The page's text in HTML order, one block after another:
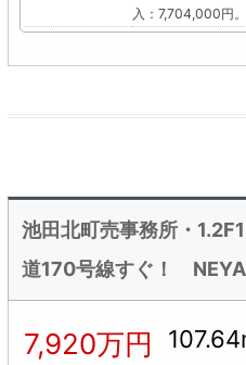
入：7,704,000円。
池田北町売事務所・
道170号線すぐ！
7,920万円